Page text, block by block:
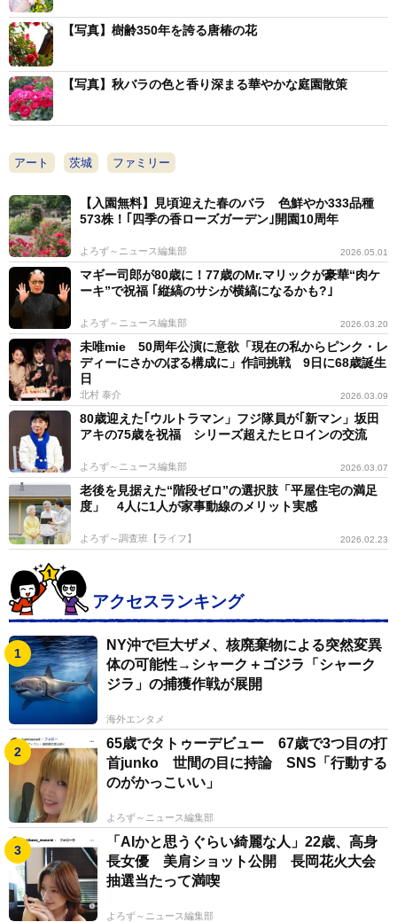
【写真】樹齢350年を誇る唐椿の花
【写真】秋バラの色と香り深まる華やかな庭園散策
アート 茨城 ファミリー
【入園無料】見頃迎えた春のバラ 色鮮やか333品種
573株！｢四季の香ローズガーデン｣開園10周年
よろず～ニュース編集部 2026.05.01
マギー司郎が80歳に！77歳のMr.マリックが豪華“肉ケ
ーキ”で祝福 ｢縦縞のサシが横縞になるかも?｣
よろず～ニュース編集部 2026.03.20
未唯mie 50周年公演に意欲「現在の私からピンク・レ
ディーにさかのぼる構成に」作詞挑戦 9日に68歳誕生
日
北村 泰介 2026.03.09
80歳迎えた｢ウルトラマン」フジ隊員が｢新マン」坂田
アキの75歳を祝福 シリーズ超えたヒロインの交流
よろず～ニュース編集部 2026.03.07
老後を見据えた“階段ゼロ”の選択肢「平屋住宅の満足
度」 4人に1人が家事動線のメリット実感
よろず～調査班【ライフ】 2026.02.23
アクセスランキング
NY沖で巨大ザメ、核廃棄物による突然変異
体の可能性→シャーク＋ゴジラ「シャーク
ジラ」の捕獲作戦が展開
海外エンタメ
65歳でタトゥーデビュー 67歳で3つ目の打
首junko 世間の目に持論 SNS「行動する
のがかっこいい」
よろず～ニュース編集部
「AIかと思うぐらい綺麗な人」22歳、高身
長女優 美肩ショット公開 長岡花火大会
抽選当たって満喫
よろず～ニュース編集部